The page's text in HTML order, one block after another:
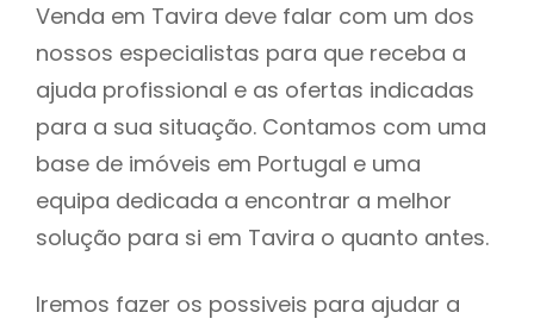
Venda em Tavira deve falar com um dos
nossos especialistas para que receba a
ajuda profissional e as ofertas indicadas
para a sua situação. Contamos com uma
base de imóveis em Portugal e uma
equipa dedicada a encontrar a melhor
solução para si em Tavira o quanto antes.
Iremos fazer os possiveis para ajudar a